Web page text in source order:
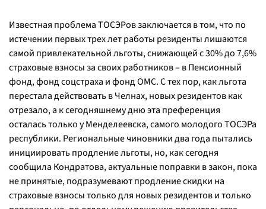
Известная проблема ТОСЭРов заключается в том, что по
истечении первых трех лет работы резиденты лишаются
самой привлекательной льготы, снижающей с 30% до 7,6%
страховые взносы за своих работников – в Пенсионный
фонд, фонд соцстраха и фонд ОМС. С тех пор, как льгота
перестала действовать в Челнах, новых резидентов как
отрезало, а к сегодняшнему дню эта преференция
осталась только у Менделеевска, самого молодого ТОСЭРа
республики. Региональные чиновники два года пытались
инициировать продление льготы, но, как сегодня
сообщила Кондратова, актуальные поправки в закон, пока
не принятые, подразумевают продление скидки на
страховые взносы только для новых резидентов и только